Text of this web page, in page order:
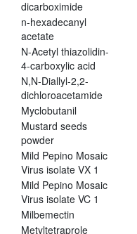
dicarboximide
n-hexadecanyl
acetate
N-Acetyl thiazolidin-
4-carboxylic acid
N,N-Diallyl-2,2-
dichloroacetamide
Myclobutanil
Mustard seeds
powder
Mild Pepino Mosaic
Virus isolate VX 1
Mild Pepino Mosaic
Virus isolate VC 1
Milbemectin
Metyltetraprole